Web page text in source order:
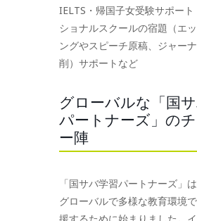
IELTS・帰国子女受験サポー
ショナルスクールの宿題（エ
ングやスピーチ原稿、ジャー
削）サポートなど
グローバルな「国
パートナーズ」の
ー陣
「国サバ学習パートナーズ」
グローバルで多様な教育環境